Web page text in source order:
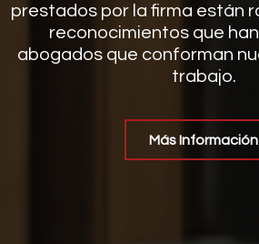
prestados por la firma están
reconocimientos que
abogados que conforman
trabajo.
Más Información